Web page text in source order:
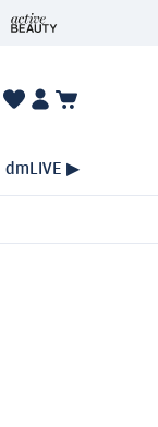
dmLIVE ▶